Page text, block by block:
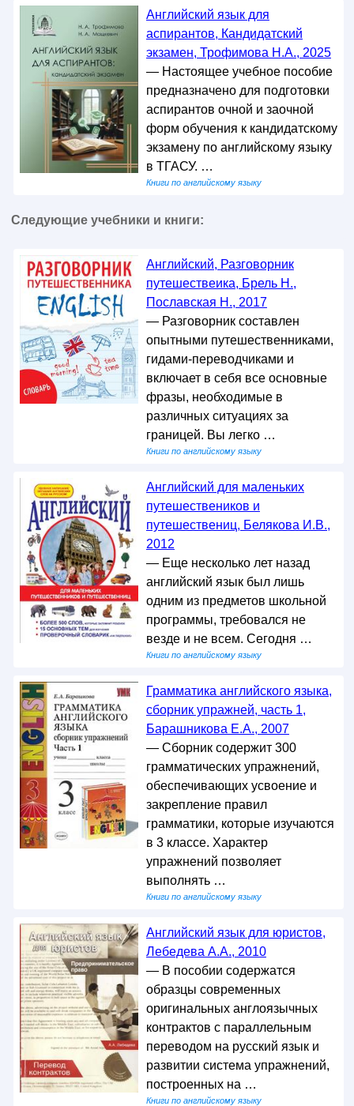
Английский язык для
аспирантов, Кандидатский
экзамен, Трофимова Н.А., 2025
— Настоящее учебное пособие
предназначено для подготовки
аспирантов очной и заочной
форм обучения к кандидатскому
экзамену по английскому языку
в ТГАСУ. …
Книги по английскому языку
Следующие учебники и книги:
Английский, Разговорник
путешествеика, Брель Н.,
Пославская Н., 2017
— Разговорник составлен
опытными путешественниками,
гидами-переводчиками и
включает в себя все основные
фразы, необходимые в
различных ситуациях за
границей. Вы легко …
Книги по английскому языку
Английский для маленьких
путешествеников и
путешествениц, Белякова И.В.,
2012
— Еще несколько лет назад
английский язык был лишь
одним из предметов школьной
программы, требовался не
везде и не всем. Сегодня …
Книги по английскому языку
Грамматика английского языка,
сборник упражней, часть 1,
Барашникова Е.А., 2007
— Сборник содержит 300
грамматических упражнений,
обеспечивающих усвоение и
закрепление правил
грамматики, которые изучаются
в 3 классе. Характер
упражнений позволяет
выполнять …
Книги по английскому языку
Английский язык для юристов,
Лебедева А.А., 2010
— В пособии содержатся
образцы современных
оригинальных англоязычных
контрактов с параллельным
переводом на русский язык и
развитии система упражнений,
построенных на …
Книги по английскому языку